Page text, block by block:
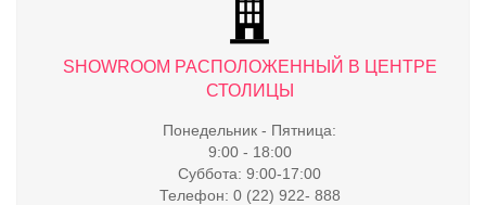
SHOWROOM РАСПОЛОЖЕННЫЙ В ЦЕНТРЕ
СТОЛИЦЫ
Понедельник - Пятница:
9:00 - 18:00
Суббота: 9:00-17:00
Телефон: 0 (22) 922- 888